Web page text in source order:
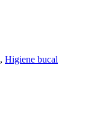
, Higiene bucal